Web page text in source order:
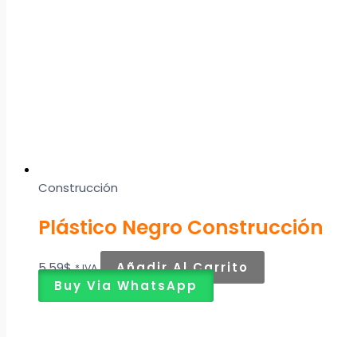
Construcción
Plástico Negro Construcción
5,59$ * IVA
Añadir Al Carrito
Buy Via WhatsApp